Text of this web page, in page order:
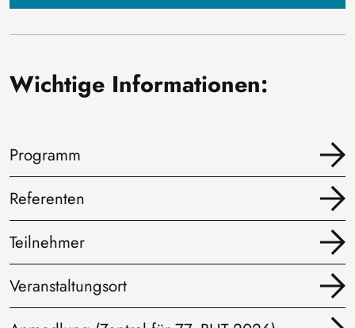
Wichtige Informationen:
Programm
Referenten
Teilnehmer
Veranstaltungsort